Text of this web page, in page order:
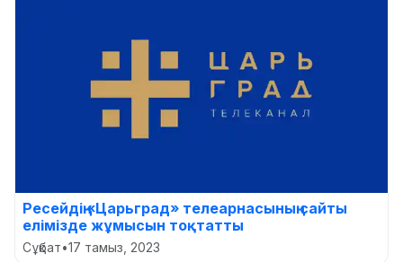
Ресейдің «Царьград» телеарнасының сайты
елімізде жұмысын тоқтатты
Сұқбат•17 тамыз, 2023